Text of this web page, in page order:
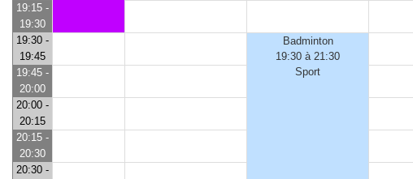
19:15 -
19:30
19:30 -
19:45
Badminton
19:30 à 21:30
Sport
19:45 -
20:00
20:00 -
20:15
20:15 -
20:30
20:30 -